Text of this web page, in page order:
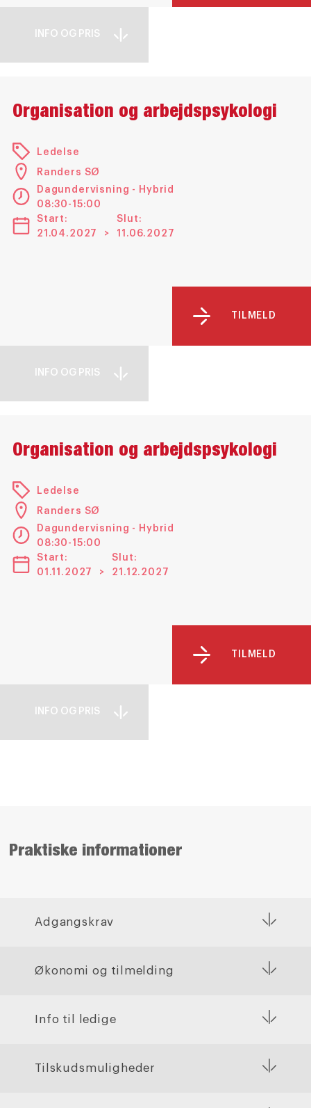
INFO OG PRIS
Organisation og arbejdspsykologi
Ledelse
Randers SØ
Dagundervisning - Hybrid
08:30-15:00
Start:
21.04.2027
>
Slut:
11.06.2027
TILMELD
INFO OG PRIS
Organisation og arbejdspsykologi
Ledelse
Randers SØ
Dagundervisning - Hybrid
08:30-15:00
Start:
01.11.2027
>
Slut:
21.12.2027
TILMELD
INFO OG PRIS
Praktiske informationer
Adgangskrav
Økonomi og tilmelding
Info til ledige
Tilskudsmuligheder